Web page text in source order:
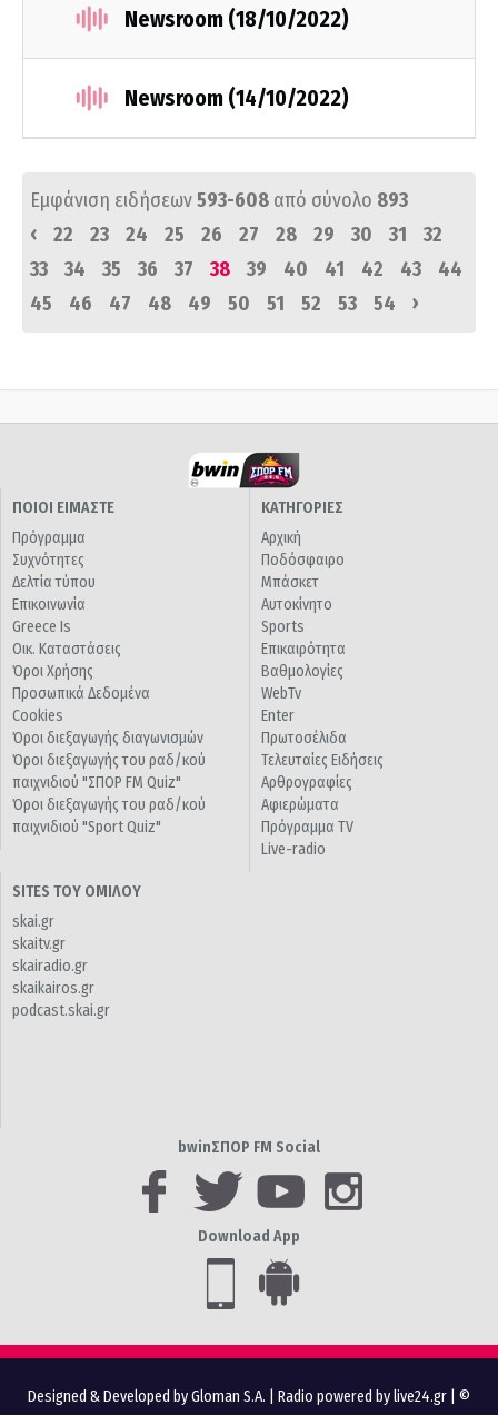
Newsroom (18/10/2022)
Newsroom (14/10/2022)
Εμφάνιση ειδήσεων593-608 από σύνολο 893
‹
22 23 24 25 26 27 28 29 30 31
32
33
34 35 36 37 38 39 40 41 42 43
44
45
46 47 48 49 50 51 52 53 54 ›
ΠΟΙΟΙ ΕΙΜΑΣΤΕ
Πρόγραμμα
Συχνότητες
Δελτία τύπου
Επικοινωνία
Greece Is
Οικ. Καταστάσεις
Όροι Χρήσης
Προσωπικά Δεδομένα
Cookies
Όροι διεξαγωγής διαγωνισμών
Όροι διεξαγωγής του ραδ/κού
παιχνιδιού "ΣΠΟΡ FM Quiz"
Όροι διεξαγωγής του ραδ/κού
παιχνιδιού "Sport Quiz"
ΚΑΤΗΓΟΡΙΕΣ
Αρχική
Ποδόσφαιρο
Μπάσκετ
Αυτοκίνητο
Sports
Επικαιρότητα
Βαθμολογίες
WebTv
Enter
Πρωτοσέλιδα
Τελευταίες Ειδήσεις
Αρθρογραφίες
Αφιερώματα
Πρόγραμμα TV
Live-radio
SITES ΤΟΥ ΟΜΙΛΟΥ
skai.gr
skaitv.gr
skairadio.gr
skaikairos.gr
podcast.skai.gr
bwinΣΠΟΡ FM Social
Download App
Designed & Developed by Gloman S.A. Radio powered by live24.gr | ©